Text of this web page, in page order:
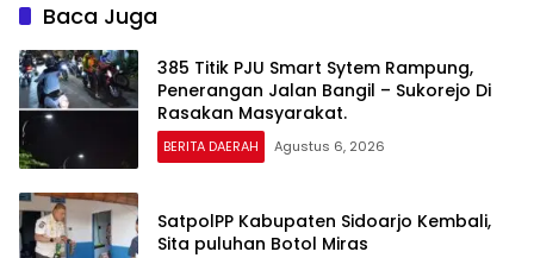
Baca Juga
385 Titik PJU Smart Sytem Rampung,
Penerangan Jalan Bangil – Sukorejo Di
Rasakan Masyarakat.
BERITA DAERAH Agustus 6, 2026
SatpolPP Kabupaten Sidoarjo Kembali,
Sita puluhan Botol Miras